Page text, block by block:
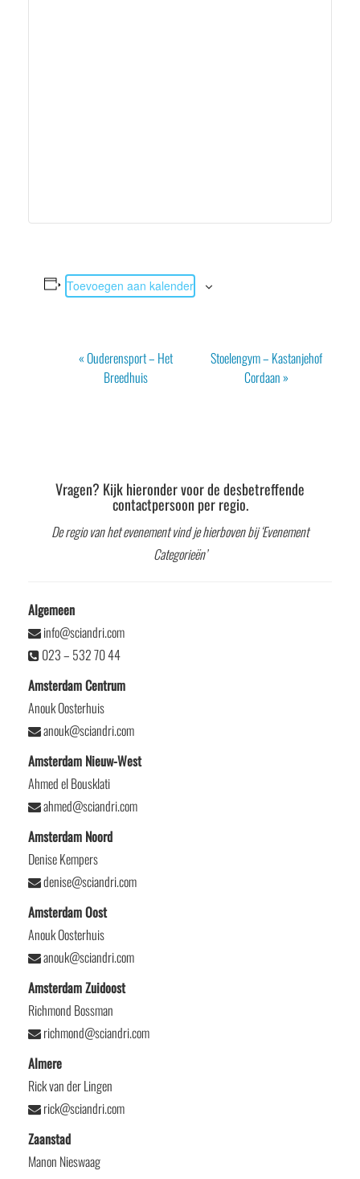
Toevoegen aan kalender
Evenement
«Ouderensport – Het
Breedhuis
Stoelengym – Kastanjehof
Cordaan»
Vragen? Kijk hieronder voor de desbetreffende
contactpersoon per regio.
De regio van het evenement vind je hierboven bij ‘Evenement
Categorieën’
Algemeen
info@sciandri.com
023 – 532 70 44
Amsterdam Centrum
Anouk Oosterhuis
anouk@sciandri.com
Amsterdam Nieuw-West
Ahmed el Bousklati
ahmed@sciandri.com
Amsterdam Noord
Denise Kempers
denise@sciandri.com
Amsterdam Oost
Anouk Oosterhuis
anouk@sciandri.com
Amsterdam Zuidoost
Richmond Bossman
richmond@sciandri.com
Almere
Rick van der Lingen
rick@sciandri.com
Zaanstad
Manon Nieswaag